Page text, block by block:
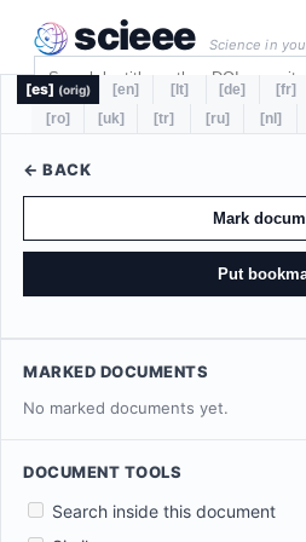
scieee Science in
[es] (orig) [en] [lt] [de] [fr]
[ro]
[uk] [tr] [ru] [nl]
← BACK
Mark
Put
MARKED DOCUMENTS
No marked documents yet.
DOCUMENT TOOLS
Search inside this document